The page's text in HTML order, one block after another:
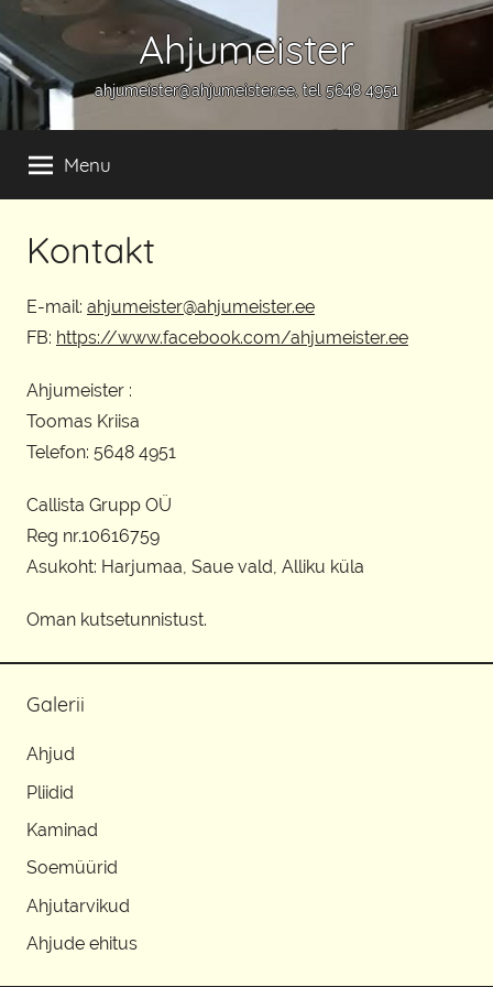
Skip
to
content
Ahjumeister
ahjumeister@ahjumeister.ee, tel 5648 4951
Menu
Kontakt
E-mail: ahjumeister@ahjumeister.ee
FB: https://www.facebook.com/ahjumeister.ee
Ahjumeister :
Toomas Kriisa
Telefon: 5648 4951
Callista Grupp OÜ
Reg nr.10616759
Asukoht: Harjumaa, Saue vald, Alliku küla
Oman kutsetunnistust.
Galerii
Ahjud
Pliidid
Kaminad
Soemüürid
Ahjutarvikud
Ahjude ehitus